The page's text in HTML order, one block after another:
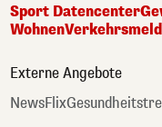
Sport Datencenter
Wohnen
Externe Angebote
NewsFlix